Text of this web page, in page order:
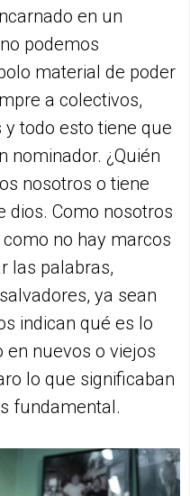
en un
podemos
material de poder
a colectivos,
todo esto tiene que
nominador. ¿Quién
nosotros o tiene
dios. Como nosotros
no hay marcos
las palabras,
ya sean
indican qué es lo
en nuevos o viejos
lo que significaban
fundamental.